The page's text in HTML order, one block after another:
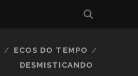
ECOS DO TEMPO
DESMISTICANDO